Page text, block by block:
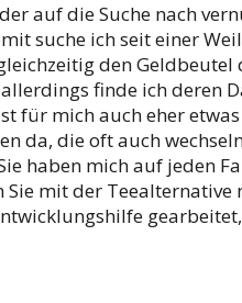
auf die Suche nach
suche ich seit einer
den Geldbeutel
finde ich deren
für mich auch eher
da, die oft auch
haben mich auf jeden
mit der Teealternative